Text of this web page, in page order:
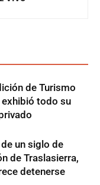
de Turismo
todo su
un siglo de
de Traslasierra,
detenerse